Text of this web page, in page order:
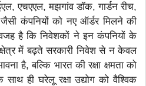
एचएएल, मझगांव डॉक, गार्डन रीच,
जैसी कंपनियों को नए ऑर्डर मिलने की
है कि निवेशकों ने इन कंपनियों के
क्षेत्र में बढ़ते सरकारी निवेश से न केवल
है, बल्कि भारत की रक्षा क्षमता को
ही घरेलू रक्षा उद्योग को वैश्विक